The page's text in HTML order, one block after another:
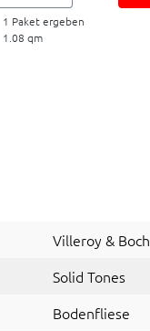
1 Paket ergeben
1.08 qm
Villeroy & Boch
Solid Tones
Bodenfliese